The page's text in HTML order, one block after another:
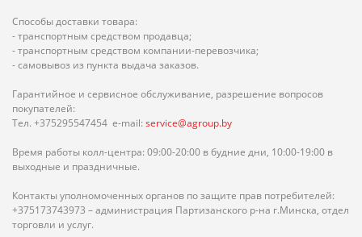
Способы доставки товара:
- транспортным средством продавца;
- транспортным средством компании-перевозчика;
- самовывоз из пункта выдача заказов.
Гарантийное и сервисное обслуживание, разрешение вопросов
покупателей:
Тел. +375295547454 e-mail: service@agroup.by
Время работы колл-центра: 09:00-20:00 в будние дни, 10:00-19:00 в
выходные и праздничные.
Контакты уполномоченных органов по защите прав потребителей:
+375173743973 – администрация Партизанского р-на г.Минска, отдел
торговли и услуг.